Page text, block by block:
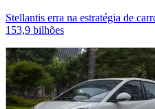
Stellantis erra na estratégia de
153,9 bilhões